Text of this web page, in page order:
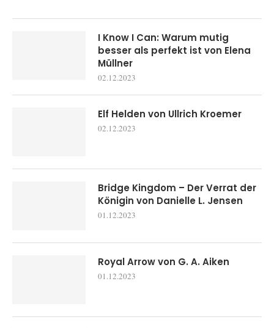
I Know I Can: Warum mutig
besser als perfekt ist von Elena
Müllner
02.12.2023
Elf Helden von Ullrich Kroemer
02.12.2023
Bridge Kingdom – Der Verrat der
Königin von Danielle L. Jensen
01.12.2023
Royal Arrow von G. A. Aiken
01.12.2023